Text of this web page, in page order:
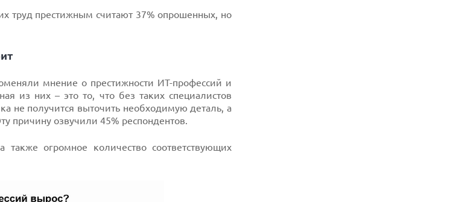
труд престижным считают 37% опрошенных, но
мнение о престижности ИТ-профессий и
из них – это то, что без таких специалистов
не получится выточить необходимую деталь, а
причину озвучили 45% респондентов.
огромное количество соответствующих